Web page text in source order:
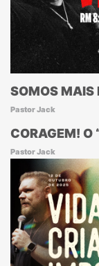
SOMOS MAIS
Pastor Jack
CORAGEM!
Pastor Jack